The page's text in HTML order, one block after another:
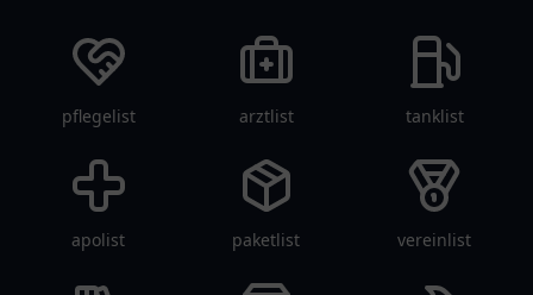
pflegelist arztlist tanklist
apolist paketlist vereinlist